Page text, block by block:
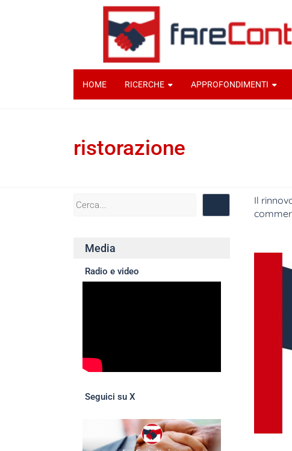
HOME RICERCHE APPROFONDIMENTI
ristorazione
Il
Media
Radio e video
Seguici su X